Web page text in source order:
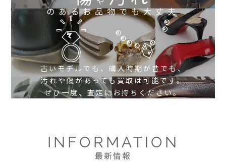
のあるお品物でも大丈夫
古いモデルでも、購入時期が昔でも、
汚れや傷があっても買取は可能です。
ぜひ一度、査定にお持ちください。
INFORMATION
最新情報